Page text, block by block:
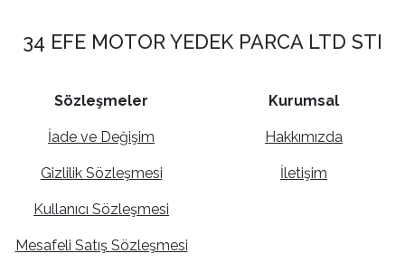
34 EFE MOTOR YEDEK PARCA LTD STI
Sözleşmeler
İade ve Değişim
Gizlilik Sözleşmesi
Kullanıcı Sözleşmesi
Mesafeli Satış Sözleşmesi
Kurumsal
Hakkımızda
İletişim